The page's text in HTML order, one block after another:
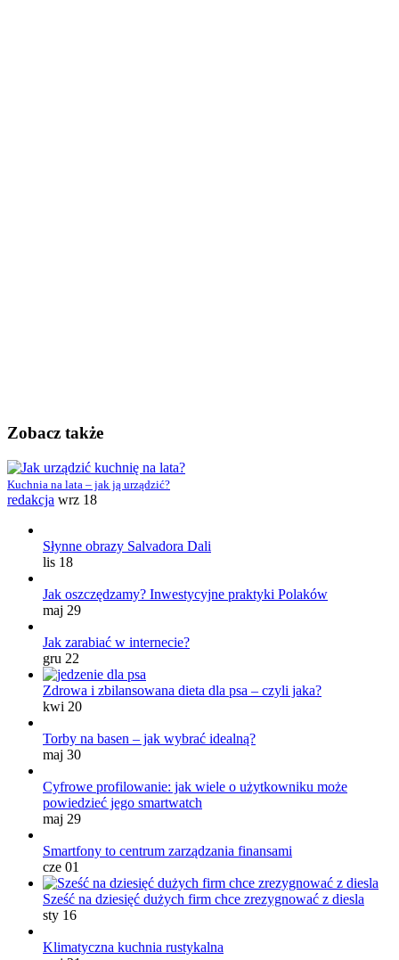
Zobacz także
Kuchnia na lata – jak ją urządzić?
redakcja wrz 18
Słynne obrazy Salvadora Dali
lis 18
Jak oszczędzamy? Inwestycyjne praktyki Polaków
maj 29
Jak zarabiać w internecie?
gru 22
Zdrowa i zbilansowana dieta dla psa – czyli jaka?
kwi 20
Torby na basen – jak wybrać idealną?
maj 30
Cyfrowe profilowanie: jak wiele o użytkowniku może
powiedzieć jego smartwatch
maj 29
Smartfony to centrum zarządzania finansami
cze 01
Sześć na dziesięć dużych firm chce zrezygnować z diesla
sty 16
Klimatyczna kuchnia rustykalna